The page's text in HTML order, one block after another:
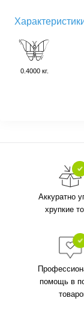
0.4000 кг.
Аккуратно
хрупкие
помощь в